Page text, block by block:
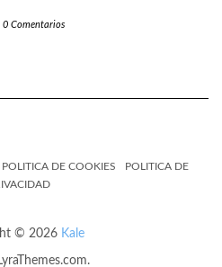
0 Comentarios
POLITICA DE COOKIES
POLITICA DE
© 2026 Kale